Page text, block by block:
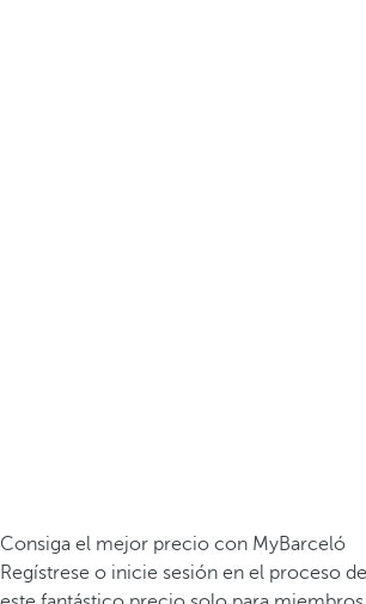
Consiga el mejor precio con MyBarceló
Regístrese o inicie sesión en el proceso